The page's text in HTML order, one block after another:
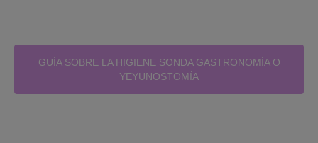
GUÍA SOBRE LA HIGIENE SONDA GASTRONOMÍA O
YEYUNOSTOMÍA